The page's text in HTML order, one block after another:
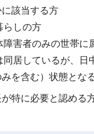
該当する方
らしの方
障害者のみの世帯に
同居しているが、日
を含む）状態とな
特に必要と認める